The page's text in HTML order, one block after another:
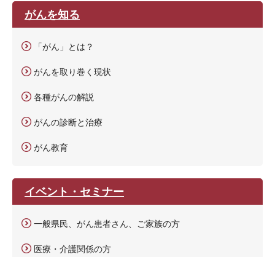
がんを知る
「がん」とは？
がんを取り巻く現状
各種がんの解説
がんの診断と治療
がん教育
イベント・セミナー
一般県民、がん患者さん、ご家族の方
医療・介護関係の方